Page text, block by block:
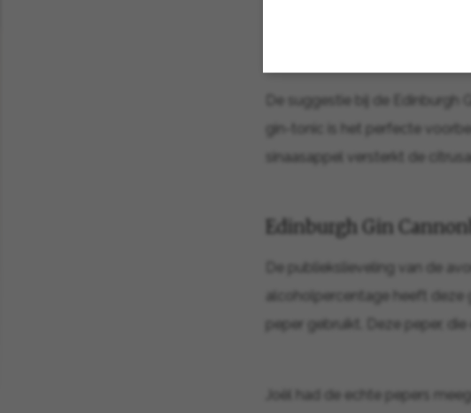
De suggestie bij de Edinburgh
gin-tonic is het perfecte
sinaasappel versterkt de
Edinburgh Gin
De publiekslieveling van de
alcoholpercentage heeft deze
peper gebruikt. Deze peper,
Joël had de echte pepers